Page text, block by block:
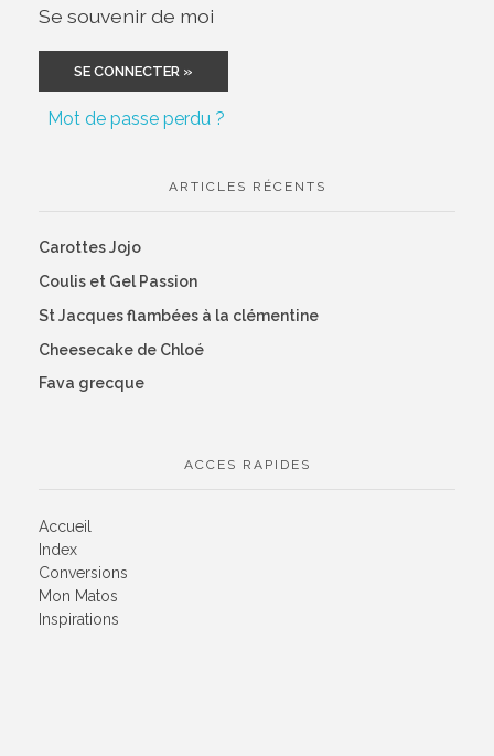
Se souvenir de moi
Mot de passe perdu ?
ARTICLES RÉCENTS
Carottes Jojo
Coulis et Gel Passion
St Jacques flambées à la clémentine
Cheesecake de Chloé
Fava grecque
ACCES RAPIDES
Accueil
Index
Conversions
Mon Matos
Inspirations